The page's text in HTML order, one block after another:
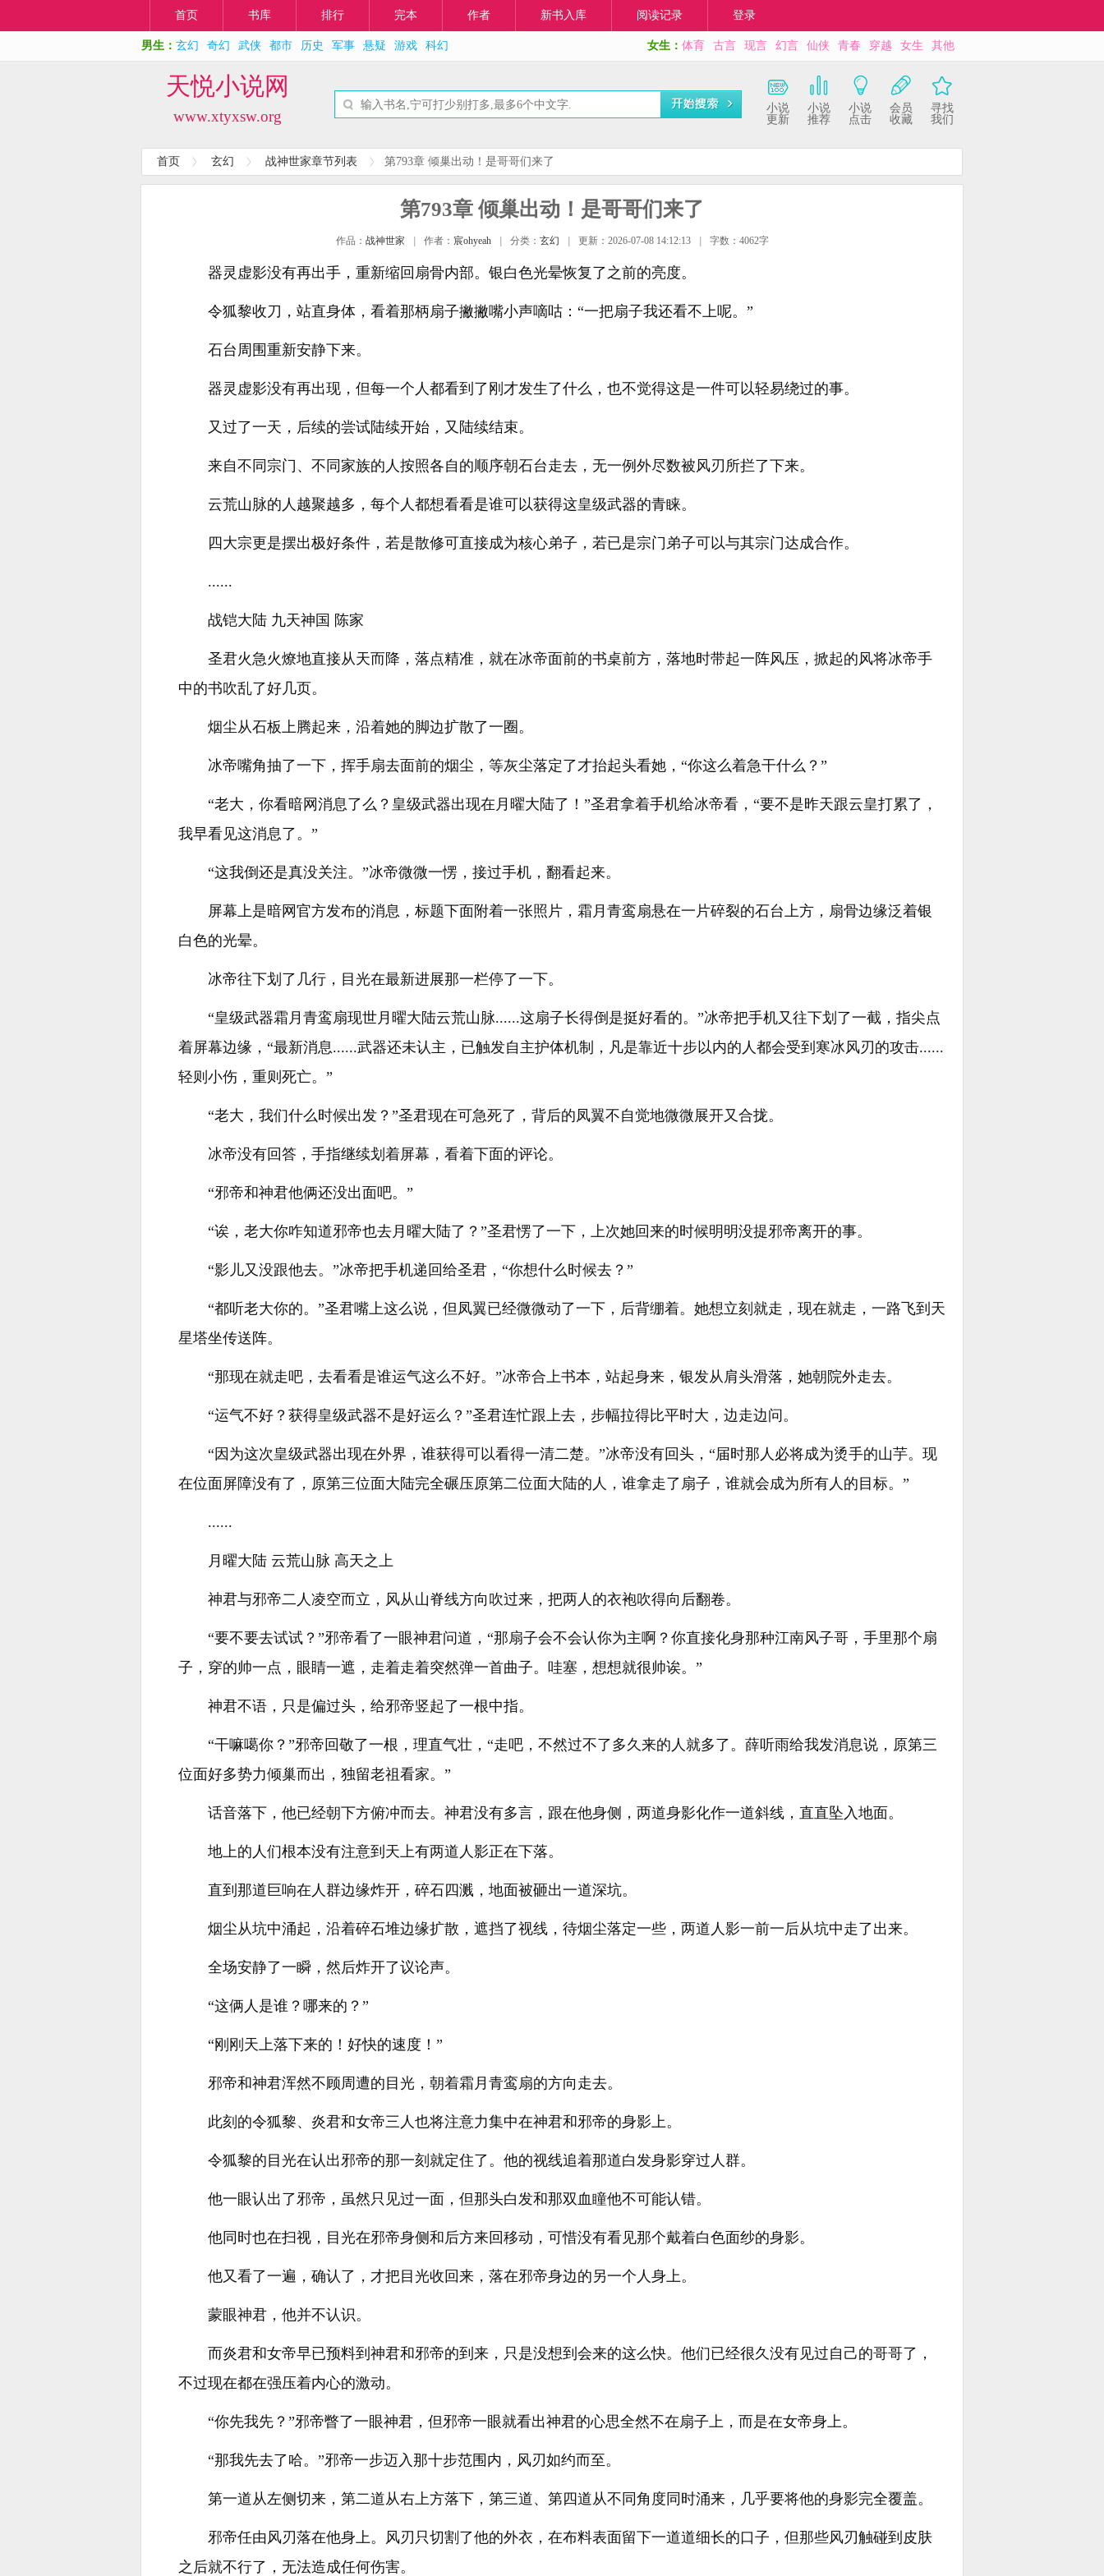
首页 书库 排行 完本 作者 新书入库 阅读记录 登录
男生： 玄幻 奇幻 武侠 都市 历史 军事 悬疑 游戏 科幻 女生： 体育 古言 现言 幻言 仙侠 青春 穿越 女生 其他
天悦小说网
www.xtyxsw.org
小说
更新
小说
推荐
小说
点击
会员
收藏
寻找
我们
首页 玄幻 战神世家章节列表 第793章 倾巢出动！是哥哥们来了
第793章 倾巢出动！是哥哥们来了
作品： 战神世家 作者： 宸ohyeah 分类： 玄幻 更新：2026-07-08 14:12:13 字数：4062字
器灵虚影没有再出手，重新缩回扇骨内部。银白色光晕恢复了之前的亮度。
令狐黎收刀，站直身体，看着那柄扇子撇撇嘴小声嘀咕：“一把扇子我还看不上呢。”
石台周围重新安静下来。
器灵虚影没有再出现，但每一个人都看到了刚才发生了什么，也不觉得这是一件可以轻易绕过的事。
又过了一天，后续的尝试陆续开始，又陆续结束。
来自不同宗门、不同家族的人按照各自的顺序朝石台走去，无一例外尽数被风刃所拦了下来。
云荒山脉的人越聚越多，每个人都想看看是谁可以获得这皇级武器的青睐。
四大宗更是摆出极好条件，若是散修可直接成为核心弟子，若已是宗门弟子可以与其宗门达成合作。
......
战铠大陆 九天神国 陈家
圣君火急火燎地直接从天而降，落点精准，就在冰帝面前的书桌前方，落地时带起一阵风压，掀起的风将冰帝手
中的书吹乱了好几页。
烟尘从石板上腾起来，沿着她的脚边扩散了一圈。
冰帝嘴角抽了一下，挥手扇去面前的烟尘，等灰尘落定了才抬起头看她，“你这么着急干什么？”
“老大，你看暗网消息了么？皇级武器出现在月曜大陆了！”圣君拿着手机给冰帝看，“要不是昨天跟云皇打累了，
我早看见这消息了。”
“这我倒还是真没关注。”冰帝微微一愣，接过手机，翻看起来。
屏幕上是暗网官方发布的消息，标题下面附着一张照片，霜月青鸾扇悬在一片碎裂的石台上方，扇骨边缘泛着银
白色的光晕。
冰帝往下划了几行，目光在最新进展那一栏停了一下。
“皇级武器霜月青鸾扇现世月曜大陆云荒山脉......这扇子长得倒是挺好看的。”冰帝把手机又往下划了一截，指尖点
着屏幕边缘，“最新消息......武器还未认主，已触发自主护体机制，凡是靠近十步以内的人都会受到寒冰风刃的攻击......
轻则小伤，重则死亡。”
“老大，我们什么时候出发？”圣君现在可急死了，背后的凤翼不自觉地微微展开又合拢。
冰帝没有回答，手指继续划着屏幕，看着下面的评论。
“邪帝和神君他俩还没出面吧。”
“诶，老大你咋知道邪帝也去月曜大陆了？”圣君愣了一下，上次她回来的时候明明没提邪帝离开的事。
“影儿又没跟他去。”冰帝把手机递回给圣君，“你想什么时候去？”
“都听老大你的。”圣君嘴上这么说，但凤翼已经微微动了一下，后背绷着。她想立刻就走，现在就走，一路飞到天
星塔坐传送阵。
“那现在就走吧，去看看是谁运气这么不好。”冰帝合上书本，站起身来，银发从肩头滑落，她朝院外走去。
“运气不好？获得皇级武器不是好运么？”圣君连忙跟上去，步幅拉得比平时大，边走边问。
“因为这次皇级武器出现在外界，谁获得可以看得一清二楚。”冰帝没有回头，“届时那人必将成为烫手的山芋。现
在位面屏障没有了，原第三位面大陆完全碾压原第二位面大陆的人，谁拿走了扇子，谁就会成为所有人的目标。”
......
月曜大陆 云荒山脉 高天之上
神君与邪帝二人凌空而立，风从山脊线方向吹过来，把两人的衣袍吹得向后翻卷。
“要不要去试试？”邪帝看了一眼神君问道，“那扇子会不会认你为主啊？你直接化身那种江南风子哥，手里那个扇
子，穿的帅一点，眼睛一遮，走着走着突然弹一首曲子。哇塞，想想就很帅诶。”
神君不语，只是偏过头，给邪帝竖起了一根中指。
“干嘛噶你？”邪帝回敬了一根，理直气壮，“走吧，不然过不了多久来的人就多了。薛听雨给我发消息说，原第三
位面好多势力倾巢而出，独留老祖看家。”
话音落下，他已经朝下方俯冲而去。神君没有多言，跟在他身侧，两道身影化作一道斜线，直直坠入地面。
地上的人们根本没有注意到天上有两道人影正在下落。
直到那道巨响在人群边缘炸开，碎石四溅，地面被砸出一道深坑。
烟尘从坑中涌起，沿着碎石堆边缘扩散，遮挡了视线，待烟尘落定一些，两道人影一前一后从坑中走了出来。
全场安静了一瞬，然后炸开了议论声。
“这俩人是谁？哪来的？”
“刚刚天上落下来的！好快的速度！”
邪帝和神君浑然不顾周遭的目光，朝着霜月青鸾扇的方向走去。
此刻的令狐黎、炎君和女帝三人也将注意力集中在神君和邪帝的身影上。
令狐黎的目光在认出邪帝的那一刻就定住了。他的视线追着那道白发身影穿过人群。
他一眼认出了邪帝，虽然只见过一面，但那头白发和那双血瞳他不可能认错。
他同时也在扫视，目光在邪帝身侧和后方来回移动，可惜没有看见那个戴着白色面纱的身影。
他又看了一遍，确认了，才把目光收回来，落在邪帝身边的另一个人身上。
蒙眼神君，他并不认识。
而炎君和女帝早已预料到神君和邪帝的到来，只是没想到会来的这么快。他们已经很久没有见过自己的哥哥了，
不过现在都在强压着内心的激动。
“你先我先？”邪帝瞥了一眼神君，但邪帝一眼就看出神君的心思全然不在扇子上，而是在女帝身上。
“那我先去了哈。”邪帝一步迈入那十步范围内，风刃如约而至。
第一道从左侧切来，第二道从右上方落下，第三道、第四道从不同角度同时涌来，几乎要将他的身影完全覆盖。
邪帝任由风刃落在他身上。风刃只切割了他的外衣，在布料表面留下一道道细长的口子，但那些风刃触碰到皮肤
之后就不行了，无法造成任何伤害。